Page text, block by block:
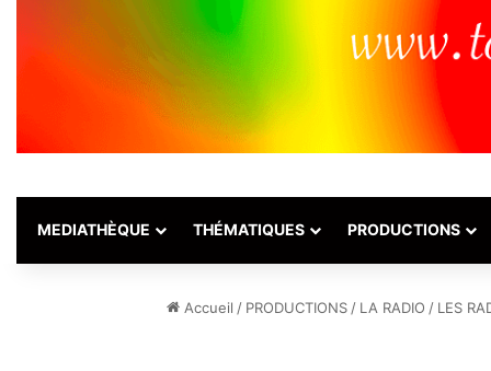
MEDIATHÈQUE THÉMATIQUES PRODUCTIONS
Accueil / PRODUCTIONS/ LA RADIO / LES